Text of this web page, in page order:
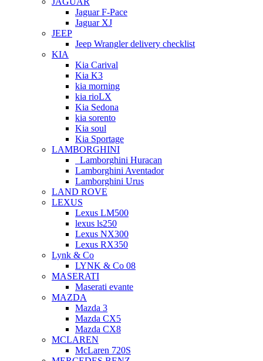
Jaguar F-Pace
Jaguar XJ
JEEP
Jeep Wrangler delivery checklist
KIA
Kia Carival
Kia K3
kia morning
kia rioLX
Kia Sedona
kia sorento
Kia soul
Kia Sportage
LAMBORGHINI
Lamborghini Huracan
Lamborghini Aventador
Lamborghini Urus
LAND ROVE
LEXUS
Lexus LM500
lexus ls250
Lexus NX300
Lexus RX350
Lynk & Co
LYNK & Co 08
MASERATI
Maserati evante
MAZDA
Mazda 3
Mazda CX5
Mazda CX8
MCLAREN
McLaren 720S